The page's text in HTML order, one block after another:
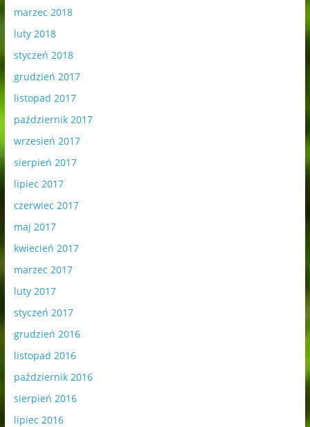
marzec 2018
luty 2018
styczeń 2018
grudzień 2017
listopad 2017
październik 2017
wrzesień 2017
sierpień 2017
lipiec 2017
czerwiec 2017
maj 2017
kwiecień 2017
marzec 2017
luty 2017
styczeń 2017
grudzień 2016
listopad 2016
październik 2016
sierpień 2016
lipiec 2016